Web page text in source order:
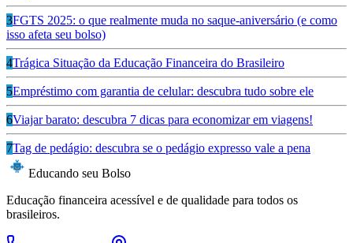
3FGTS 2025: o que realmente muda no saque-aniversário (e como
isso afeta seu bolso)
4Trágica Situação da Educação Financeira do Brasileiro
5Empréstimo com garantia de celular: descubra tudo sobre ele
6Viajar barato: descubra 7 dicas para economizar em viagens!
7Tag de pedágio: descubra se o pedágio expresso vale a pena
Educando seu Bolso
Educação financeira acessível e de qualidade para todos os
brasileiros.